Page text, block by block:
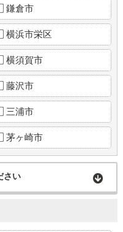
鎌倉市
横浜市栄区
横須賀市
藤沢市
三浦市
茅ヶ崎市
さい